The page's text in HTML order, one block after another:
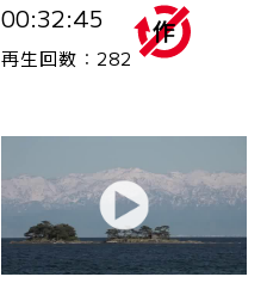
00:32:45
再生回数：282